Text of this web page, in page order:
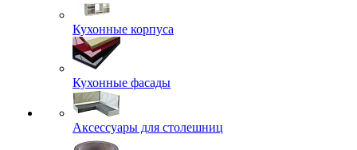
Кухонные корпуса
Кухонные фасады
Аксессуары для столешниц